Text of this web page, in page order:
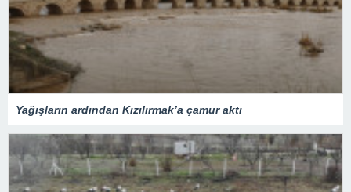
Yağışların ardından Kızılırmak’a çamur aktı